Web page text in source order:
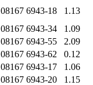
08167 6943-18 1.13
08167 6943-34 1.09
08167 6943-55 2.09
08167 6943-62 0.12
08167 6943-17 1.06
08167 6943-20 1.15